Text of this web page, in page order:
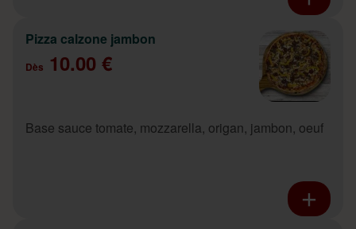
Pizza calzone jambon
Dès 10.00 €
Base sauce tomate, mozzarella, origan, jambon, oeuf